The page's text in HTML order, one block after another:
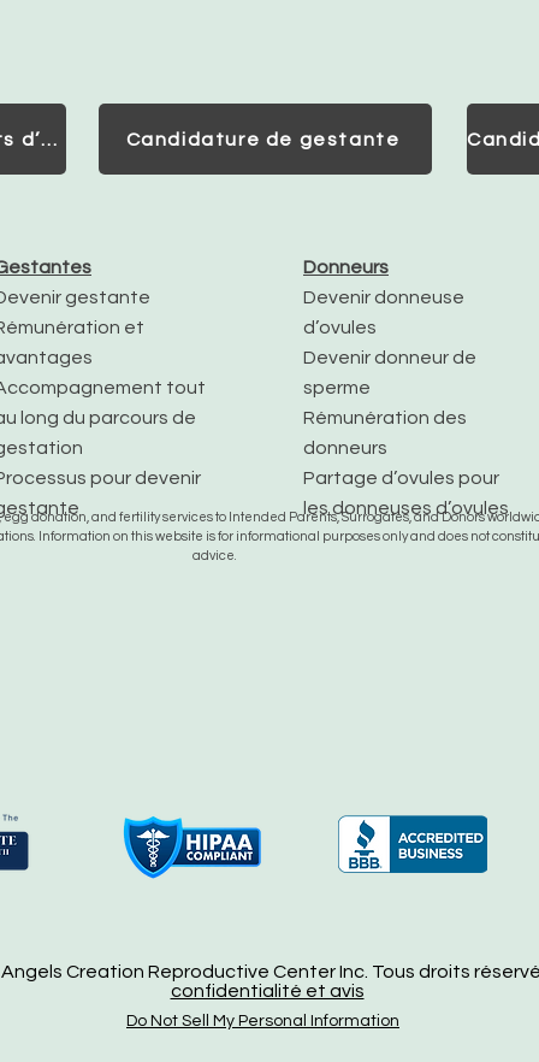
Consultation pour Parents d’Intention Candidature de gestante
gestante
et
tout
long du parcours de
pour devenir
Donneurs
Devenir donneuse
d’ovules
Devenir donneur de
sperme
Rémunération des
donneurs
Partage d’ovules pour
les donneuses d’ovules
Creation Reproductive Center Inc. Tous droits
confidentialité et avis
Do Not Sell My Personal Information
egg donation, and fertility services to Intended Parents, Surrogates, and Donors
Information on this website is for informational purposes only and does not
advice.